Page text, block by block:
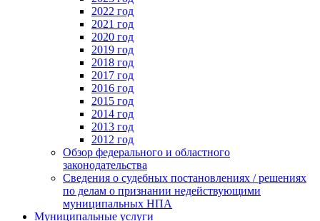
2022 год
2021 год
2020 год
2019 год
2018 год
2017 год
2016 год
2015 год
2014 год
2013 год
2012 год
Обзор федерального и областного
законодательства
Сведения о судебных постановлениях / решениях
по делам о признании недействующими
муниципальных НПА
Муниципальные услуги